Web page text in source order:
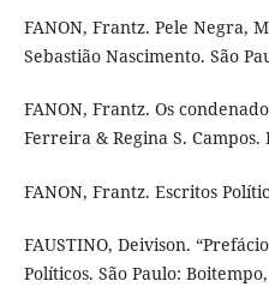
FANON, Frantz. Pele Negra,
Sebastião Nascimento. São
FANON, Frantz. Os
Ferreira & Regina S.
FANON, Frantz. Escritos
FAUSTINO, Deivison.
Políticos. São Paulo: